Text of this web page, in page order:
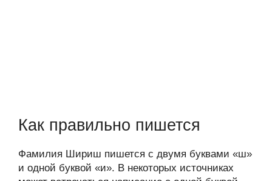
Как правильно пишется
Фамилия Шириш пишется с двумя буквами «ш»
и одной буквой «и». В некоторых источниках